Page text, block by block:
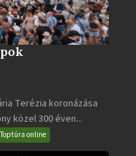
Terézia koronázása
közel 300 éven...
Toptúra online